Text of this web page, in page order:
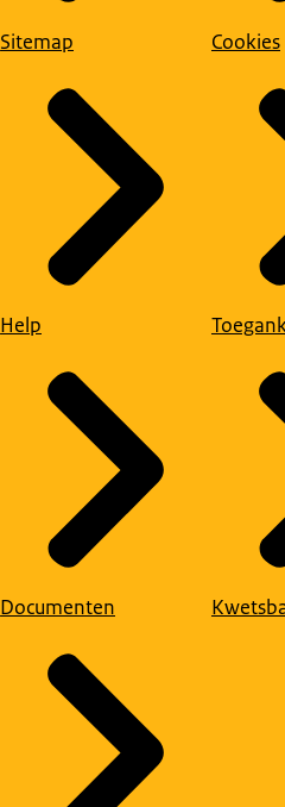
Sitemap
Help
Documenten
Cookies